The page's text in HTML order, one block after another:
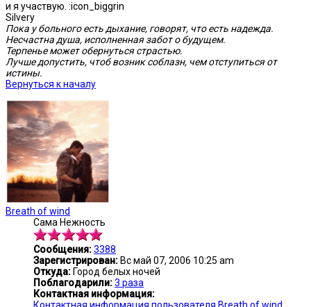
и я участвую. :icon_biggrin
Silvery
Пока у больного есть дыхание, говорят, что есть надежда.
Несчастна душа, исполненная забот о будущем.
Терпенье может обернуться страстью.
Лучше допустить, чтоб возник соблазн, чем отступиться от
истины.
Вернуться к началу
Breath of wind
Сама Нежность
Сообщения:3388
Зарегистрирован: Вс май 07, 2006 10:25 am
Откуда: Город белых ночей
Поблагодарили:3 раза
Контактная информация: